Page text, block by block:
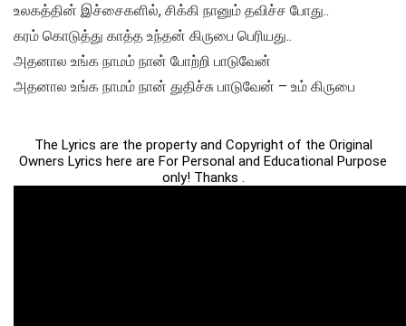
உலகத்தின் இச்சைகளில், சிக்கி நானும் தவிச்ச போது..
கரம் கொடுத்து காத்த உந்தன் கிருபை பெரியது..
அதனால உங்க நாமம் நான் போற்றி பாடுவேன்
அதனால உங்க நாமம் நான் துதிச்சு பாடுவேன் – உம் கிருபை
The Lyrics are the property and Copyright of the Original
Owners Lyrics here are For Personal and Educational Purpose
only! Thanks .